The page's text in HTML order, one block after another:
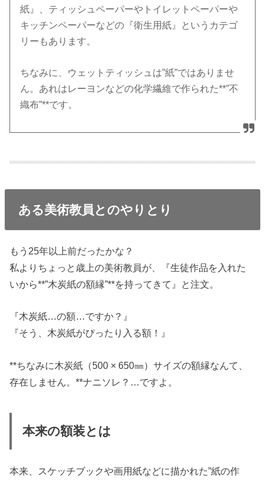
紙』、ティッシュペーパーやトイレットペーパーや
キッチンペーパーなどの『衛生用紙』というカテゴ
リーもあります。
ちなみに、ウェットティッシュは”紙”ではありませ
ん。あれはレーヨンなどの化学繊維で作られた**”不
織布”**です。
ある美術教員とのやりとり
もう25年以上前だったかな？
私よりちょっと歳上の美術教員が、『生徒作品を入れた
いから**”木炭紙の額縁”**を持ってきて』と注文。
『木炭紙…の額…ですか？』
『そう、木炭紙がぴったり入る額！』
**ちなみに木炭紙（500 × 650㎜）サイズの額縁なんて、
存在しません。**ナニソレ？…ですよ。
本来の額装とは
本来、スケッチブックや画用紙などに描かれた”紙の作